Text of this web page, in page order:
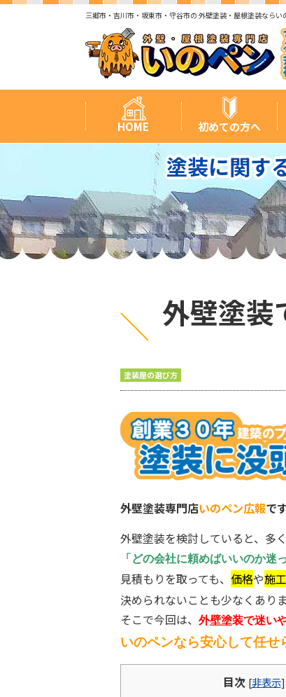
三郷市・吉川市・坂東市・守谷市の 外壁塗装・屋根塗装ならい
HOME 初めての方へ
塗装に関す
外壁塗装
塗装屋の選び方
外壁塗装専門店いのペン広報で
外壁塗装を検討していると、多
「どの会社に頼めばいいのか迷
見積もりを取っても、 価格や施
決められないことも少なくありま
そこで今回は、
外壁塗装で迷い
いのペンなら安心して任せ
目次 [非表示]